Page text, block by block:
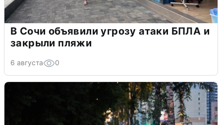
В Сочи объявили угрозу атаки БПЛА и
закрыли пляжи
6 августа 0